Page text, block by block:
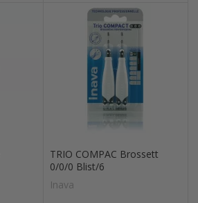
TRIO COMPAC Brossett
0/0/0 Blist/6
Inava